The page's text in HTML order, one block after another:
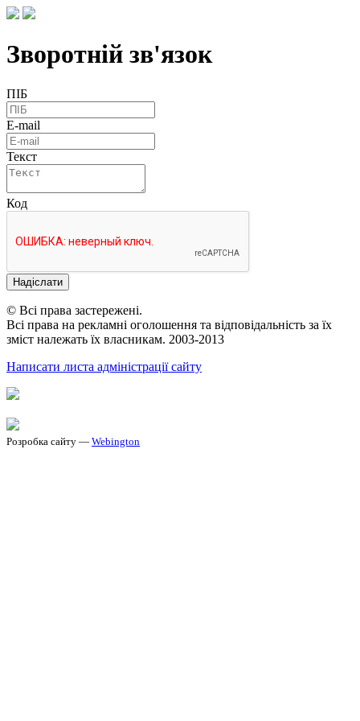
Зворотній зв'язок
ПІБ
E-mail
Текст
Код
Надіслати
© Всі права застережені.
Всі права на рекламні оголошення та відповідальність за їх
зміст належать їх власникам. 2003-2013
Написати листа адміністрації сайту
Розробка сайту — Webington